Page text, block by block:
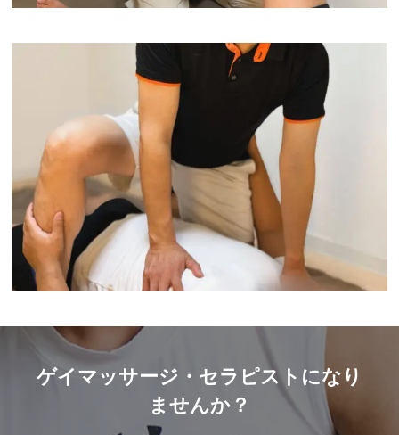
ゲイマッサージ・セラピストになり
ませんか？